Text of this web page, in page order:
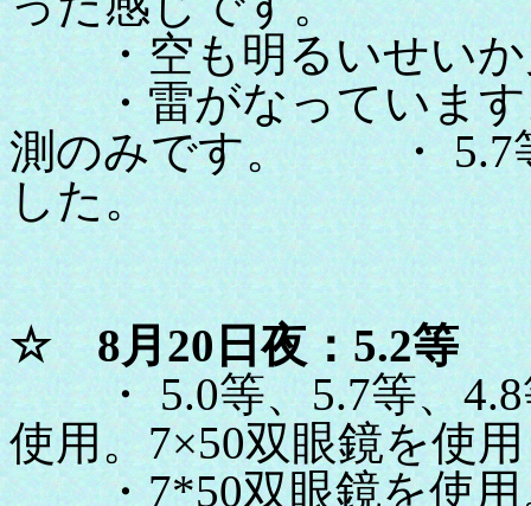
・空も明るいせいか
・雷がなっています
測のみです。 ・ 5.7
した。
☆ 8月20日夜：5.2等
・ 5.0等、5.7等、4.8
使用。7×50双眼鏡を使用
・7*50双眼鏡を使用